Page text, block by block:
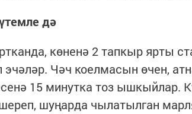
дә
көненә 2 тапкыр ярты
Чәч коелмасын өчен,
15 минутка тоз ышкыйлар.
шуңарда чылатылган